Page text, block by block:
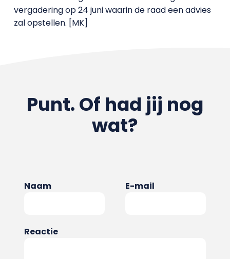
vergadering op 24 juni waarin de raad een advies
zal opstellen. [MK]
Punt. Of had jij nog
wat?
Naam E-mail
Reactie